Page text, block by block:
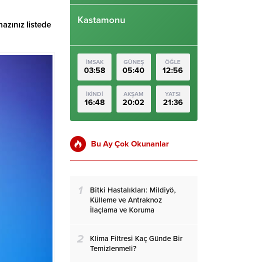
listede
Kastamonu
İMSAK
03:58
GÜNEŞ
05:40
ÖĞLE
12:56
İKİNDİ
16:48
AKŞAM
20:02
YATSI
21:36
Bu Ay Çok Okunanlar
1
Bitki Hastalıkları: Mildiyö,
Külleme ve Antraknoz
İlaçlama ve Koruma
2
Klima Filtresi Kaç Günde Bir
Temizlenmeli?